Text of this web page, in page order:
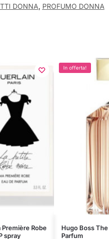
DONNA, PROFUMO DONNA
Première Robe
spray
In offerta!
Hugo Boss
Parfum
Questo